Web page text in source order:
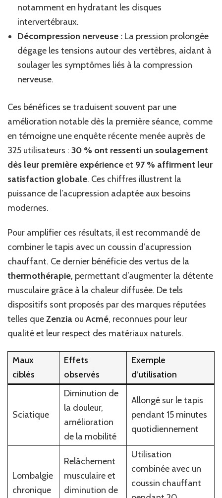
notamment en hydratant les disques
intervertébraux.
Décompression nerveuse : La pression prolongée
dégage les tensions autour des vertèbres, aidant à
soulager les symptômes liés à la compression
nerveuse.
Ces bénéfices se traduisent souvent par une
amélioration notable dès la première séance, comme
en témoigne une enquête récente menée auprès de
325 utilisateurs : 30 % ont ressenti un soulagement
dès leur première expérienceet 97 % affirment leur
satisfaction globale. Ces chiffres illustrent la
puissance de l’acupression adaptée aux besoins
modernes.
Pour amplifier ces résultats, il est recommandé de
combiner le tapis avec un coussin d’acupression
chauffant. Ce dernier bénéficie des vertus de la
thermothérapie, permettant d’augmenter la détente
musculaire grâce à la chaleur diffusée. De tels
dispositifs sont proposés par des marques réputées
telles queZenzia ou Acmé, reconnues pour leur
qualité et leur respect des matériaux naturels.
Maux
ciblés
Effets
observés
Exemple
d’utilisation
Sciatique
Diminution de
la douleur,
amélioration
de la mobilité
Allongé sur le tapis
pendant 15 minutes
quotidiennement
Lombalgie
chronique
Relâchement
musculaire et
diminution de
Utilisation
combinée avec un
coussin chauffant